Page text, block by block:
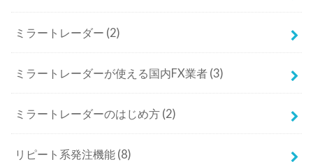
ミラートレーダー (2)
ミラートレーダーが使える国内FX業者 (3)
ミラートレーダーのはじめ方 (2)
リピート系発注機能 (8)